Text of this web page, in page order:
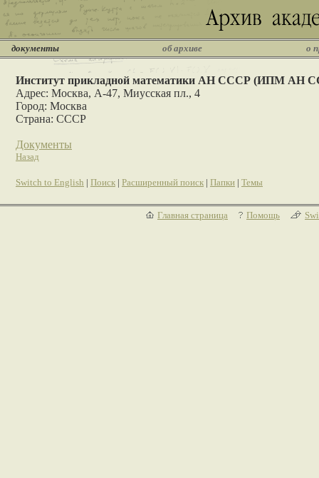
документы об архиве о
Институт прикладной математики АН СССР (ИПМ АН
Адрес: Москва, А-47, Миусская пл., 4
Город: Москва
Страна: СССР
Документы
Назад
Switch to English | Поиск | Расширенный поиск | Папки | Темы
Главная страница Помощь